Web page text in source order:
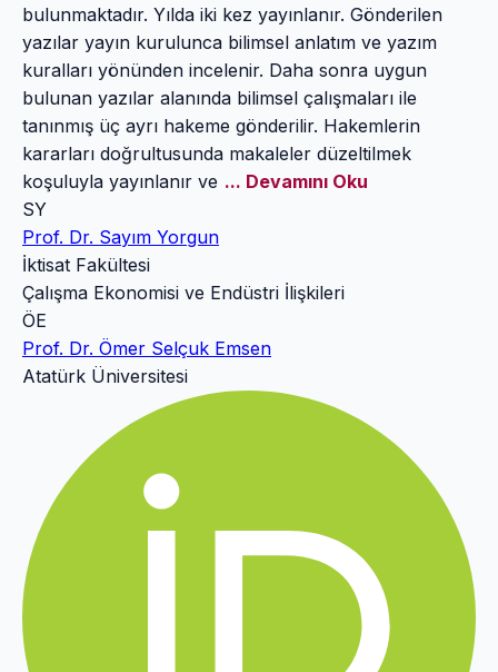
bulunmaktadır. Yılda iki kez yayınlanır. Gönderilen
yazılar yayın kurulunca bilimsel anlatım ve yazım
kuralları yönünden incelenir. Daha sonra uygun
bulunan yazılar alanında bilimsel çalışmaları ile
tanınmış üç ayrı hakeme gönderilir. Hakemlerin
kararları doğrultusunda makaleler düzeltilmek
koşuluyla yayınlanır ve ... Devamını Oku
SY
Prof. Dr. Sayım Yorgun
İktisat Fakültesi
Çalışma Ekonomisi ve Endüstri İlişkileri
ÖE
Prof. Dr. Ömer Selçuk Emsen
Atatürk Üniversitesi